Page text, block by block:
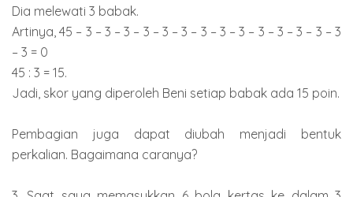
Dia melewati 3 babak.
Artinya, 45 – 3 – 3 – 3 – 3 – 3 – 3 – 3 – 3 – 3 – 3 – 3 – 3 – 3 – 3
– 3 = 0
45 : 3 = 15.
Jadi, skor yang diperoleh Beni setiap babak ada 15 poin.
Pembagian juga dapat diubah menjadi bentuk
perkalian. Bagaimana caranya?